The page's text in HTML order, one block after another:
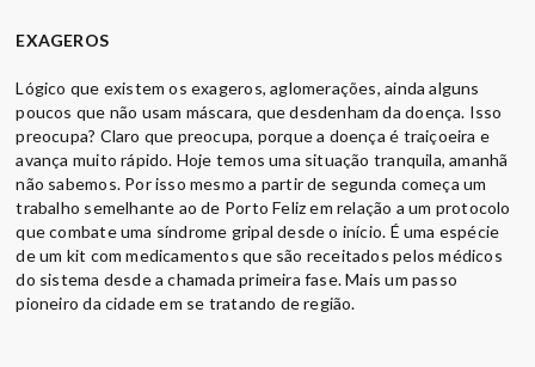
EXAGEROS
Lógico que existem os exageros, aglomerações, ainda alguns
poucos que não usam máscara, que desdenham da doença. Isso
preocupa? Claro que preocupa, porque a doença é traiçoeira e
avança muito rápido. Hoje temos uma situação tranquila, amanhã
não sabemos. Por isso mesmo a partir de segunda começa um
trabalho semelhante ao de Porto Feliz em relação a um protocolo
que combate uma síndrome gripal desde o início. É uma espécie
de um kit com medicamentos que são receitados pelos médicos
do sistema desde a chamada primeira fase. Mais um passo
pioneiro da cidade em se tratando de região.